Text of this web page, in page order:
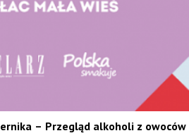
– Przegląd alkoholi z